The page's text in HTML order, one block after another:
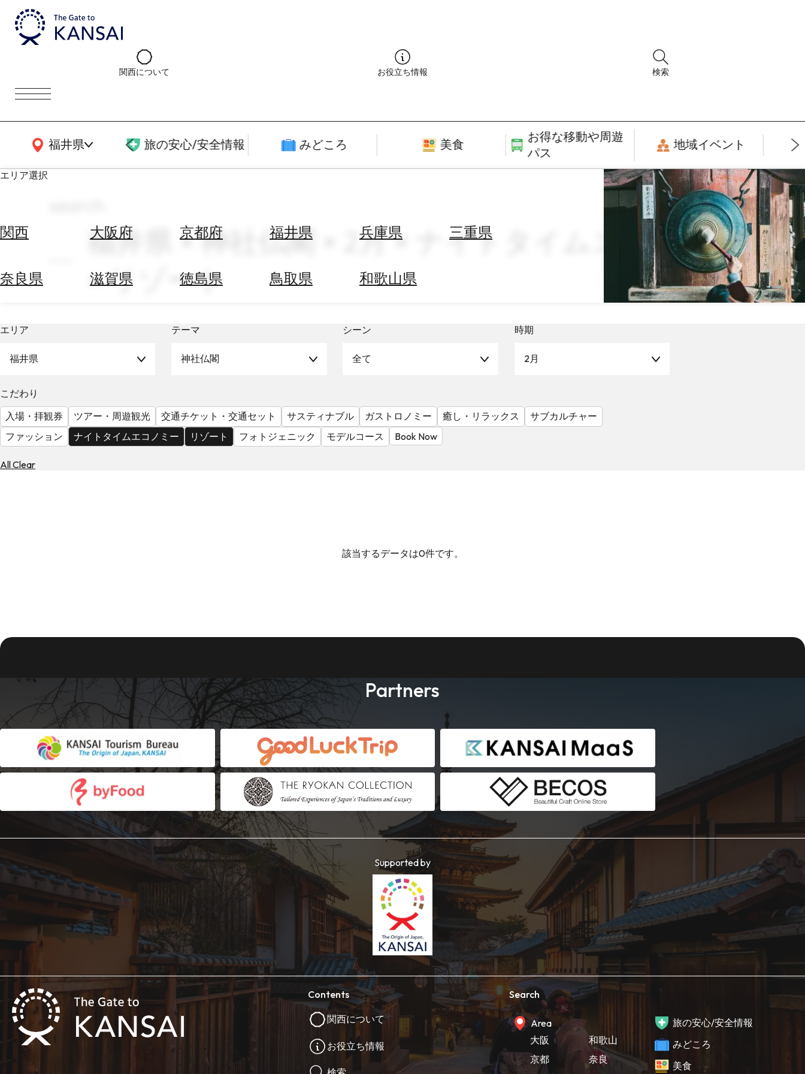
関西について お役立ち情報 検索
福井県
関西広域MAP 旅の安心/安全情報 みどころ 美食
お得な移動や周遊
パス
地域イベント
エリア選択
関西 大阪府 京都府 福井県 兵庫県 三重県
奈良県 滋賀県 徳島県 鳥取県 和歌山県
べ
る
天
気
を
見
福井県 × 神社仏閣 × 2月 × ナイトタイムエコノミー
× リゾート
エリア
福井県
テーマ
神社仏閣
シーン
全て
時期
2月
こだわり
入場・拝観券
ツアー・周遊観光 交通チケット・交通セット サスティナブル ガストロノミー 癒し・リラックス
サブカルチャー
ファッション
ナイトタイムエコノミー リゾート フォトジェニック モデルコース Book Now
All Clear
該当するデータは0件です。
Partners
Supported by
Contents
関西について
お役立ち情報
Search
Area
大阪
京都
和歌山
奈良
旅の安心/安全情報
みどころ
美食